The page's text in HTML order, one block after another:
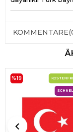
KOMMENTARE
%19